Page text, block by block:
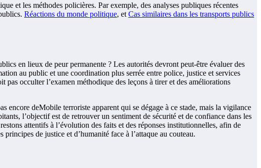
et les méthodes policières. Par exemple, des analyses publiques récentes
Réactions du monde politique, et Cas similaires dans les transports publics
en lieux de peur permanente ? Les autorités devront peut-être évaluer des
au public et une coordination plus serrée entre police, justice et services
occulter l’examen méthodique des leçons à tirer et des améliorations
encore deMobile terroriste apparent qui se dégage à ce stade, mais la vigilance
l’objectif est de retrouver un sentiment de sécurité et de confiance dans les
attentifs à l’évolution des faits et des réponses institutionnelles, afin de
de justice et d’humanité face à l’attaque au couteau.